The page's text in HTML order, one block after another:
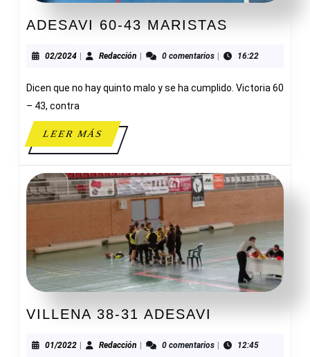
ADESAVI 60-43 MARISTAS
43
02/202402/2024Redacción Redacción0 comentarios 16:22
Dicen que no hay quinto malo y se ha cumplido. Victoria 60
– 43, contra
LEER MÁSLEER
MÁS
VILLENA 38-31 ADESAVI
31
01/202201/2022Redacción Redacción0 comentarios 12:45